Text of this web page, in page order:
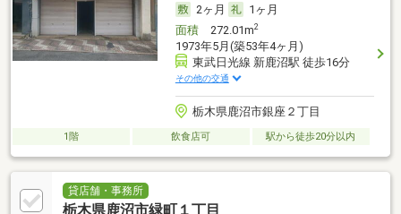
2ヶ月
1ヶ月
面積272.01m2
1973年5月(築53年4ヶ月)
東武日光線 新鹿沼駅 徒歩16分
その他の交通
栃木県鹿沼市銀座２丁目
1階 飲食店可 駅から徒歩20分以内
貸店舗・事務所
栃木県鹿沼市緑町１丁目